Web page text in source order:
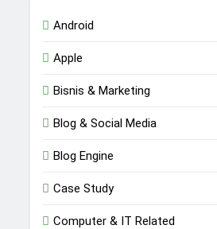
Android
Apple
Bisnis & Marketing
Blog & Social Media
Blog Engine
Case Study
Computer & IT Related